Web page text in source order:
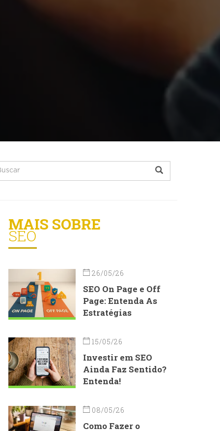
MAIS SOBRE
SEO
26/05/26
SEO On Page e Off
Page: Entenda As
Estratégias
15/05/26
Investir em SEO
Ainda Faz Sentido?
Entenda!
08/05/26
Como Fazer o